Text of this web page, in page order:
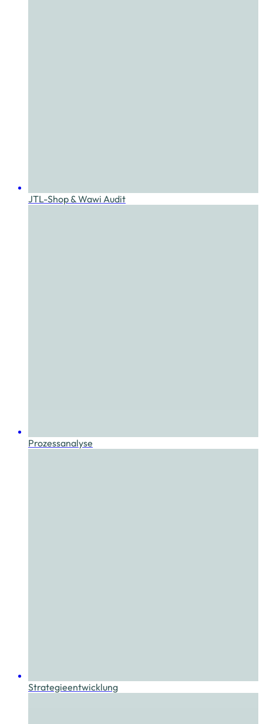
JTL-Shop & Wawi Audit
Prozessanalyse
Strategieentwicklung